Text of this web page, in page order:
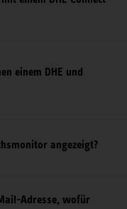
einem DHE und
angezeigt?
Adresse, wofür